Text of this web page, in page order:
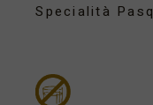
Specialità